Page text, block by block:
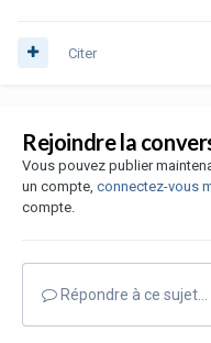
Citer
Rejoindre la
Vous pouvez publier
un compte, connectez-vous
compte.
Répondre à ce sujet…